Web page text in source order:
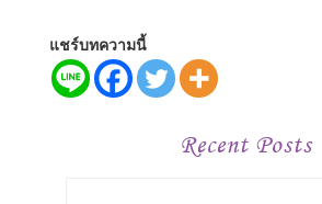
แชร์บทความนี้
Recent Posts